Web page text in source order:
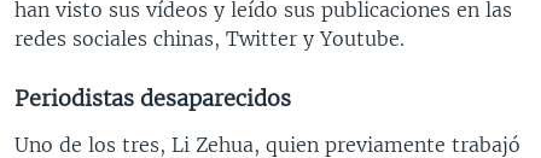
han visto sus vídeos y leído sus publicaciones en las
redes sociales chinas, Twitter y Youtube.
Periodistas desaparecidos
Uno de los tres, Li Zehua, quien previamente trabajó